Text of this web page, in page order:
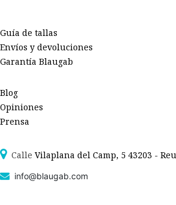
Guía de tallas
Envíos y devoluciones
Garantía Blaugab
Blog
Opiniones
Prensa
Calle Vilaplana del Camp, 5 43203 -
info@blaugab.com